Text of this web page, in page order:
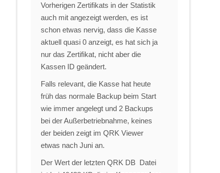
Vorherigen Zertifikats in der Statistik
auch mit angezeigt werden, es ist
schon etwas nervig, dass die Kasse
aktuell quasi 0 anzeigt, es hat sich ja
nur das Zertifikat, nicht aber die
Kassen ID geändert.
Falls relevant, die Kasse hat heute
früh das normale Backup beim Start
wie immer angelegt und 2 Backups
bei der Außerbetriebnahme, keines
der beiden zeigt im QRK Viewer
etwas nach Juni an.
Der Wert der letzten QRK DB Datei